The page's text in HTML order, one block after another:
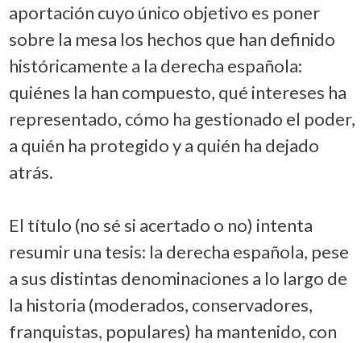
aportación cuyo único objetivo es poner
sobre la mesa los hechos que han definido
históricamente a la derecha española:
quiénes la han compuesto, qué intereses ha
representado, cómo ha gestionado el poder,
a quién ha protegido y a quién ha dejado
atrás.
El título (no sé si acertado o no) intenta
resumir una tesis: la derecha española, pese
a sus distintas denominaciones a lo largo de
la historia (moderados, conservadores,
franquistas, populares) ha mantenido, con